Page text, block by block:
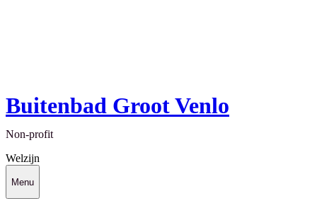
Buitenbad Groot Venlo
Non-profit
Welzijn
Menu